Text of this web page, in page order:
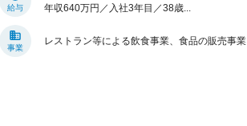
給与
年収640万円／入社3年目／38歳...
事業
レストラン等による飲食事業、食品の販売事業